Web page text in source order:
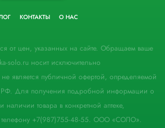
КОНТАКТЫ О НАС
от цен, указанных на сайте. Обращаем ваше
solo.ru носит исключительно
является публичной офертой, определяемой
Для получения подробной информации о
товара в конкретной аптеке,
телефону +7(987)755-48-55. ООО «СОЛО».